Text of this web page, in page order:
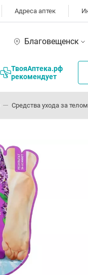
Адреса аптек
Благовещенск
ТвояАптека.рф
рекомендует
Средства ухода за телом